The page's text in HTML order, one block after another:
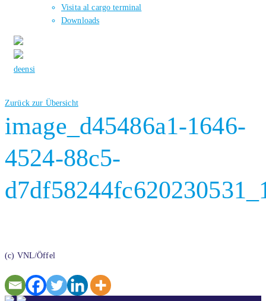
Visita al cargo terminal
Downloads
deensi
Zurück zur Übersicht
image_d45486a1-1646-
4524-88c5-
(c) VNL/Öffel